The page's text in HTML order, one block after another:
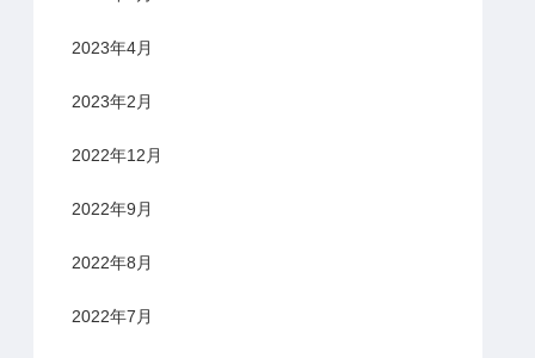
2023年4月
2023年2月
2022年12月
2022年9月
2022年8月
2022年7月